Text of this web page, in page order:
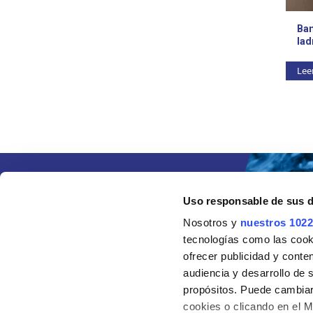
Uso responsable de sus
Nosotros y nuestros
tecnologías como las
ofrecer publicidad y
audiencia y desarrollo de
propósitos. Puede
cookies o clicando en el